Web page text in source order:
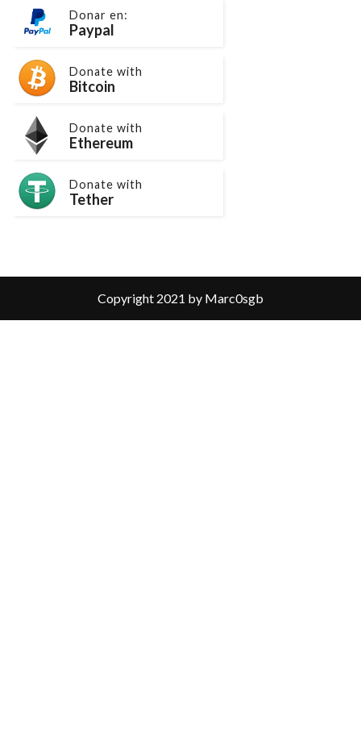
Donar en:
Paypal
Donate with
Bitcoin
Donate with
Ethereum
Donate with
Tether
Copyright 2021 by Marc0sgb